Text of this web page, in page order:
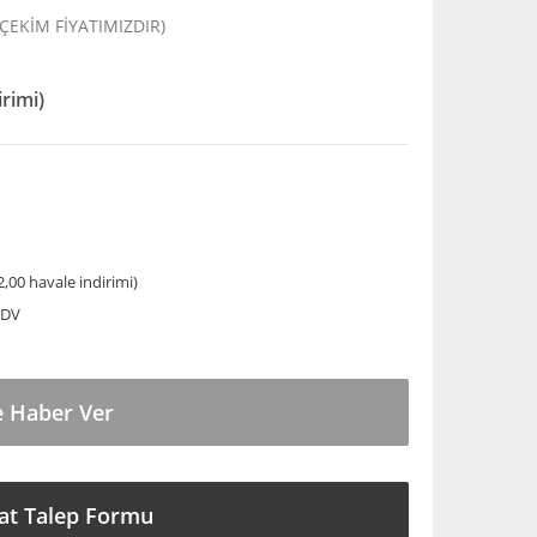
FİYATIMIZDIR)
havale indirimi)
Haber Ver
Talep Formu